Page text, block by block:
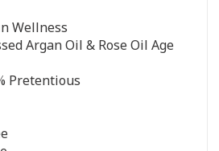
Wellness
Argan Oil & Rose Oil Age
Pretentious